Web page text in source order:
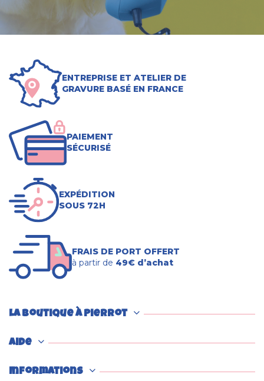
ENTREPRISE ET ATELIER DE
GRAVURE BASÉ EN FRANCE
PAIEMENT
SÉCURISÉ
EXPÉDITION
SOUS 72H
FRAIS DE PORT OFFERT
à partir de 49€ d’achat
La boutique à Pierrot
Aide
Informations